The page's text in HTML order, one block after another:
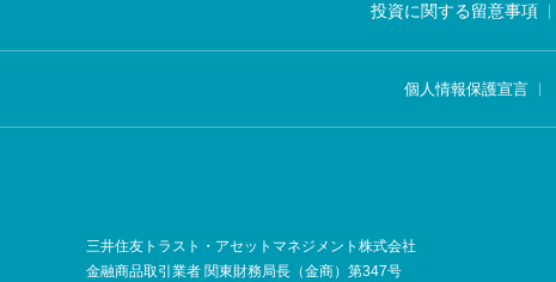
投資に関する留意事項
個人情報保護宣言
三井住友トラスト・アセットマネジメント株式会社
金融商品取引業者 関東財務局長（金商）第347号